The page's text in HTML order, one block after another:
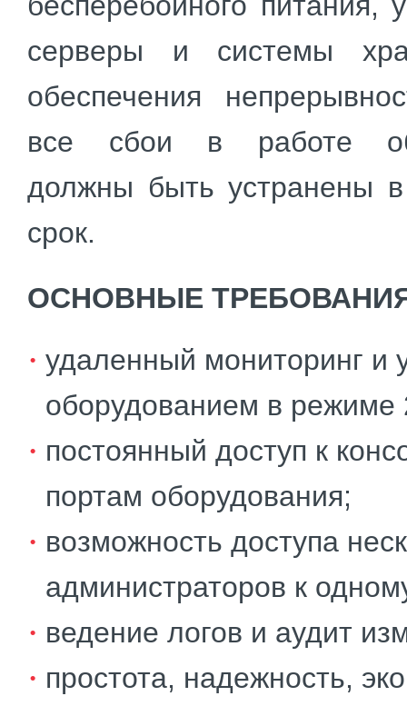
серверы и системы
обеспечения
все сбои в работе
должны быть устранены
срок.
ОСНОВНЫЕ
удаленный мониторинг и
оборудованием в режиме
постоянный доступ к
портам оборудования;
возможность доступа
администраторов к
ведение логов и аудит
простота, надежность,